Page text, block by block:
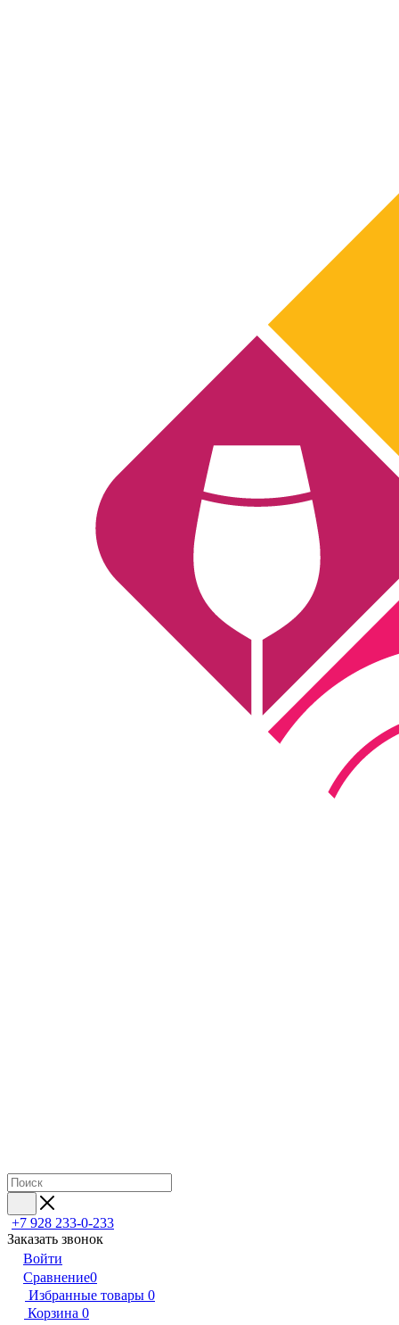
+7 928 233-0-233
Заказать звонок
Войти
Сравнение0
Избранные товары 0
Корзина 0